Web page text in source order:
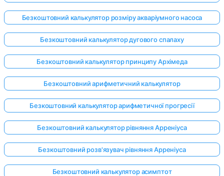
Безкоштовний калькулятор розміру акваріумного насоса
Безкоштовний калькулятор дугового спалаху
Безкоштовний калькулятор принципу Архімеда
Безкоштовний арифметичний калькулятор
Безкоштовний калькулятор арифметичної прогресії
Безкоштовний калькулятор рівняння Арреніуса
Безкоштовний розв'язувач рівняння Арреніуса
Безкоштовний калькулятор асимптот